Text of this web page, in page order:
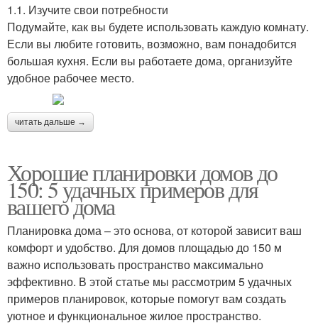
1.1. Изучите свои потребности
Подумайте, как вы будете использовать каждую комнату.
Если вы любите готовить, возможно, вам понадобится
большая кухня. Если вы работаете дома, организуйте
удобное рабочее место.
читать дальше →
Хорошие планировки домов до
150: 5 удачных примеров для
вашего дома
Планировка дома – это основа, от которой зависит ваш
комфорт и удобство. Для домов площадью до 150 м
важно использовать пространство максимально
эффективно. В этой статье мы рассмотрим 5 удачных
примеров планировок, которые помогут вам создать
уютное и функциональное жилое пространство.